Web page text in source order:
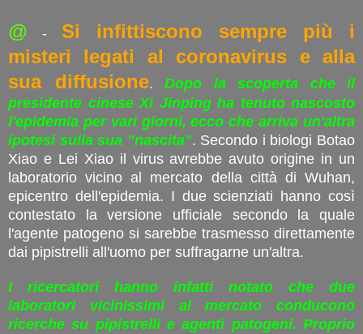
@ - Si infittiscono sempre più i
misteri legati al coronavirus e alla
sua diffusione. Dopo la scoperta che il
presidente cinese Xi Jinping ha tenuto nascosto
l'epidemia per vari giorni, ecco che arriva un'altra
ipotesi sulla sua "nascita". Secondo i biologi Botao
Xiao e Lei Xiao il virus avrebbe avuto origine in un
laboratorio vicino al mercato della città di Wuhan,
epicentro dell'epidemia. I due scienziati hanno così
contestato la versione ufficiale secondo la quale
l'agente patogeno si sarebbe trasmesso direttamente
dai pipistrelli all'uomo per suffragarne un'altra.
I ricercatori hanno infatti notato che due
laboratori vicinissimi al mercato conducono
ricerche su pipistrelli e agenti patogeni. Proprio